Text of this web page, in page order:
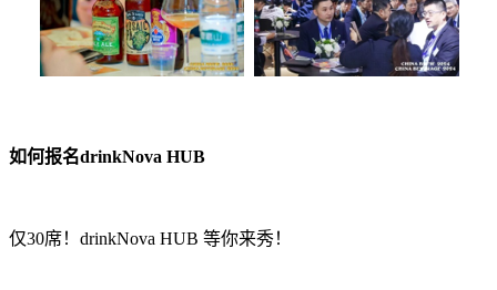
如何报名drinkNova HUB
仅30席！drinkNova HUB 等你来秀！